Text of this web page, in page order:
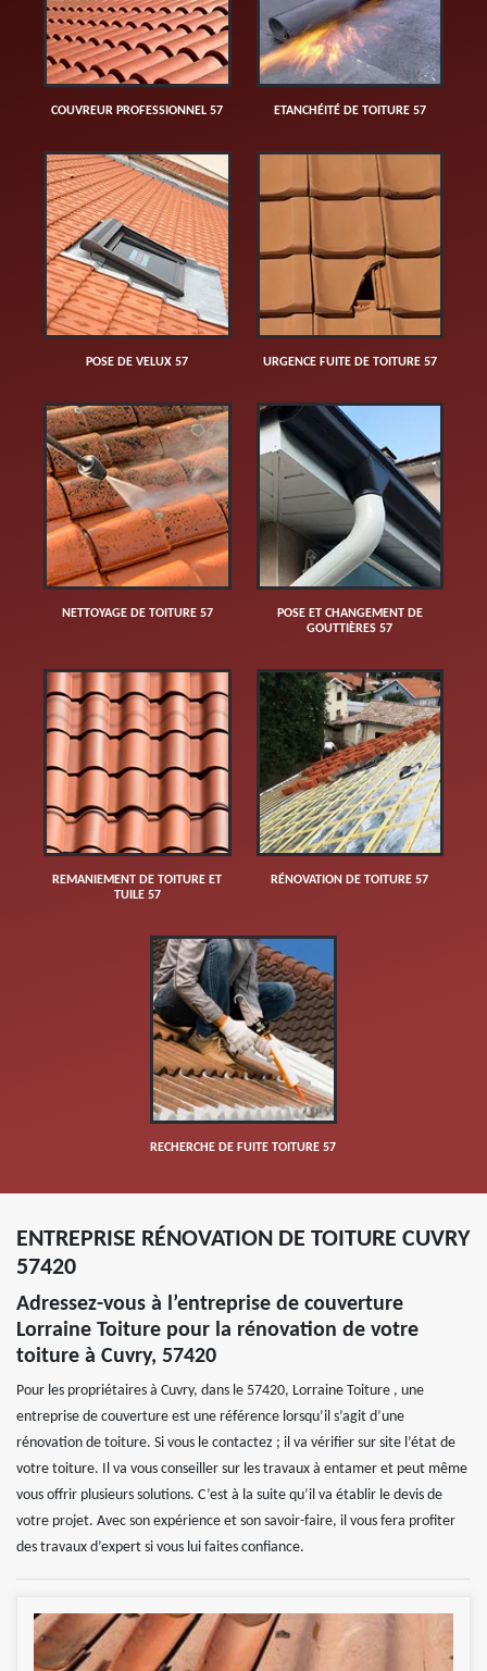
COUVREUR PROFESSIONNEL 57 ETANCHÉITÉ DE TOITURE 57
POSE DE VELUX 57 URGENCE FUITE DE TOITURE 57
NETTOYAGE DE TOITURE 57
POSE ET CHANGEMENT DE
GOUTTIÈRES 57
REMANIEMENT DE TOITURE ET
TUILE 57
RÉNOVATION DE TOITURE 57
RECHERCHE DE FUITE TOITURE 57
ENTREPRISE RÉNOVATION DE TOITURE CUVRY
57420
Adressez-vous à l’entreprise de couverture
Lorraine Toiture pour la rénovation de votre
toiture à Cuvry, 57420
Pour les propriétaires à Cuvry, dans le 57420, Lorraine Toiture , une
entreprise de couverture est une référence lorsqu’il s’agit d’une
rénovation de toiture. Si vous le contactez ; il va vérifier sur site l’état de
votre toiture. Il va vous conseiller sur les travaux à entamer et peut même
vous offrir plusieurs solutions. C’est à la suite qu’il va établir le devis de
votre projet. Avec son expérience et son savoir-faire, il vous fera profiter
des travaux d’expert si vous lui faites confiance.